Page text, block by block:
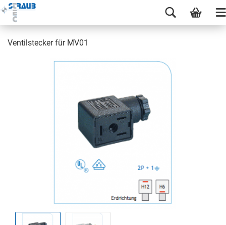
Ventilstecker für MV01